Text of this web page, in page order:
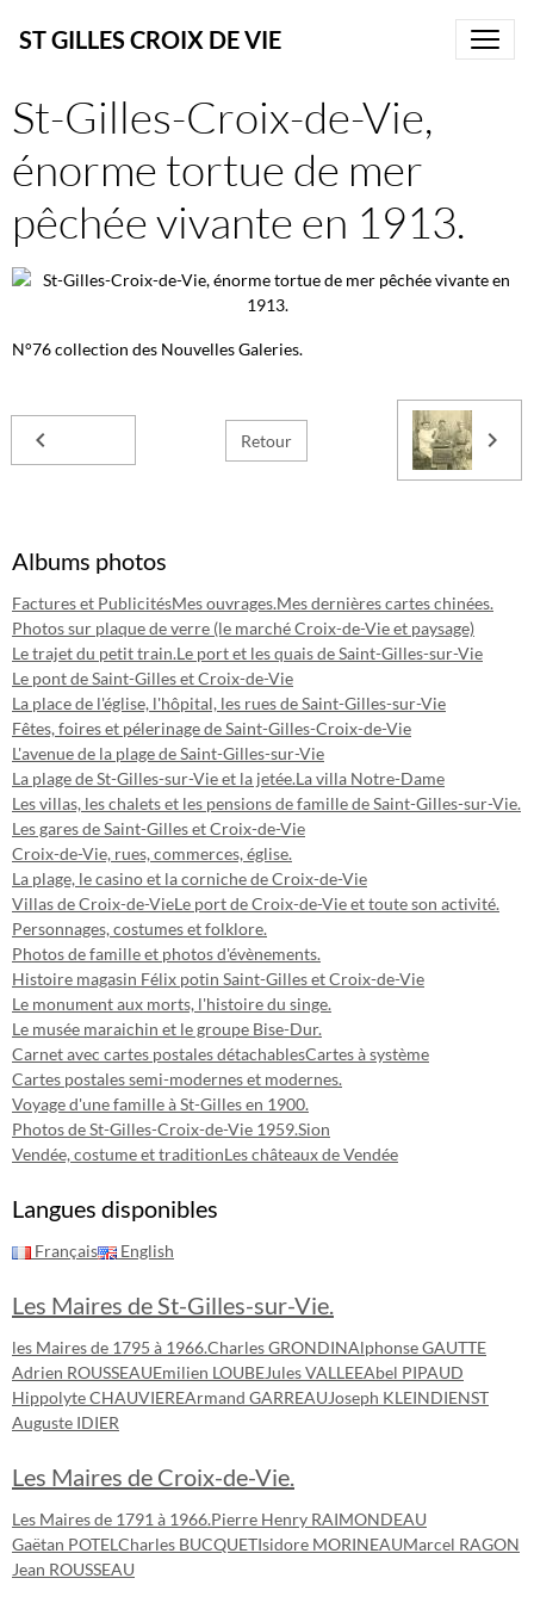
ST GILLES CROIX DE VIE
St-Gilles-Croix-de-Vie,
énorme tortue de mer
pêchée vivante en 1913.
N°76 collection des Nouvelles Galeries.
Retour
Albums photos
Factures et PublicitésMes ouvrages.Mes dernières cartes chinées.
Photos sur plaque de verre (le marché Croix-de-Vie et paysage)
Le trajet du petit train.Le port et les quais de Saint-Gilles-sur-Vie
Le pont de Saint-Gilles et Croix-de-Vie
La place de l'église, l'hôpital, les rues de Saint-Gilles-sur-Vie
Fêtes, foires et pélerinage de Saint-Gilles-Croix-de-Vie
L'avenue de la plage de Saint-Gilles-sur-Vie
La plage de St-Gilles-sur-Vie et la jetée.La villa Notre-Dame
Les villas, les chalets et les pensions de famille de Saint-Gilles-sur-Vie.
Les gares de Saint-Gilles et Croix-de-Vie
Croix-de-Vie, rues, commerces, église.
La plage, le casino et la corniche de Croix-de-Vie
Villas de Croix-de-VieLe port de Croix-de-Vie et toute son activité.
Personnages, costumes et folklore.
Photos de famille et photos d'évènements.
Histoire magasin Félix potin Saint-Gilles et Croix-de-Vie
Le monument aux morts, l'histoire du singe.
Le musée maraichin et le groupe Bise-Dur.
Carnet avec cartes postales détachablesCartes à système
Cartes postales semi-modernes et modernes.
Voyage d'une famille à St-Gilles en 1900.
Photos de St-Gilles-Croix-de-Vie 1959.Sion
Vendée, costume et traditionLes châteaux de Vendée
Langues disponibles
Français English
Les Maires de St-Gilles-sur-Vie.
les Maires de 1795 à 1966.Charles GRONDINAlphonse GAUTTE
Adrien ROUSSEAUEmilien LOUBEJules VALLEEAbel PIPAUD
Hippolyte CHAUVIEREArmand GARREAUJoseph KLEINDIENST
Auguste IDIER
Les Maires de Croix-de-Vie.
Les Maires de 1791 à 1966.Pierre Henry RAIMONDEAU
Gaëtan POTEL Charles BUCQUETIsidore MORINEAUMarcel RAGON
Jean ROUSSEAU